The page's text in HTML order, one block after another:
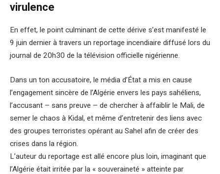
virulence
En effet, le point culminant de cette dérive s’est manifesté le
9 juin dernier à travers un reportage incendiaire diffusé lors du
journal de 20h30 de la télévision officielle nigérienne.
Dans un ton accusatoire, le média d’État a mis en cause
l’engagement sincère de l’Algérie envers les pays sahéliens,
l’accusant – sans preuve – de chercher à affaiblir le Mali, de
semer le chaos à Kidal, et même d’entretenir des liens avec
des groupes terroristes opérant au Sahel afin de créer des
crises dans la région.
L’auteur du reportage est allé encore plus loin, imaginant que
l’Algérie était irritée par la « souveraineté » atteinte par